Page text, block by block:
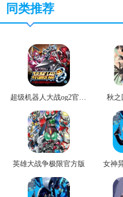
同类推荐
超级机器人大战og2官方版 秋之
英雄大战争极限官方版 女神